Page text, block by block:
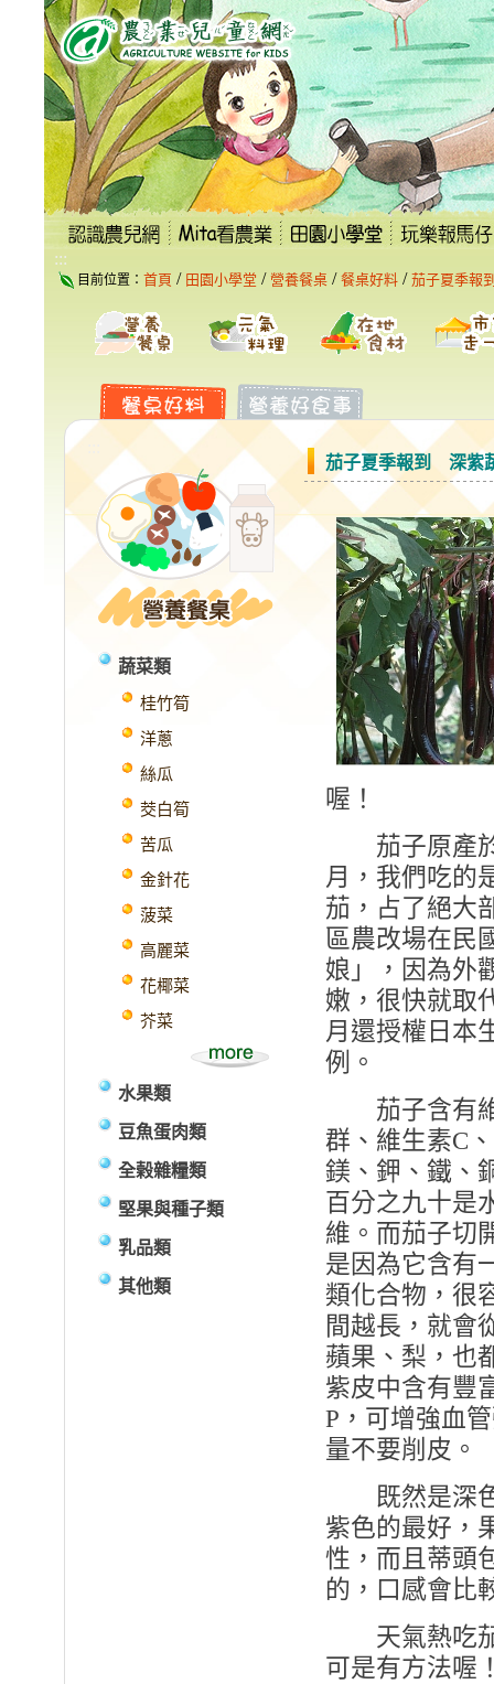
跳
到
主
要
內
容
區
塊
:::
目前位置： 首頁 / 田園小學堂 / 營養餐桌 / 餐桌好料 / 茄子夏季報
蔬菜類
桂竹筍
洋蔥
絲瓜
茭白筍
苦瓜
金針花
菠菜
高麗菜
花椰菜
芥菜
水果類
豆魚蛋肉類
全榖雜糧類
堅果與種子類
乳品類
其他類
茄子夏季報到 深紫
喔！
茄子原產於
月，我們吃的
茄，占了絕大
區農改場在民
娘」，因為外
嫩，很快就取
月還授權日本
例。
茄子含有
群、維生素C
鎂、鉀、鐵、
百分之九十是
維。而茄子切
是因為它含有
類化合物，很
間越長，就會
蘋果、梨，也
紫皮中含有豐
P ，可增強血
量不要削皮。
既然是深色
紫色的最好，
性，而且蒂頭
的，口感會比
天氣熱吃茄
可是有方法喔